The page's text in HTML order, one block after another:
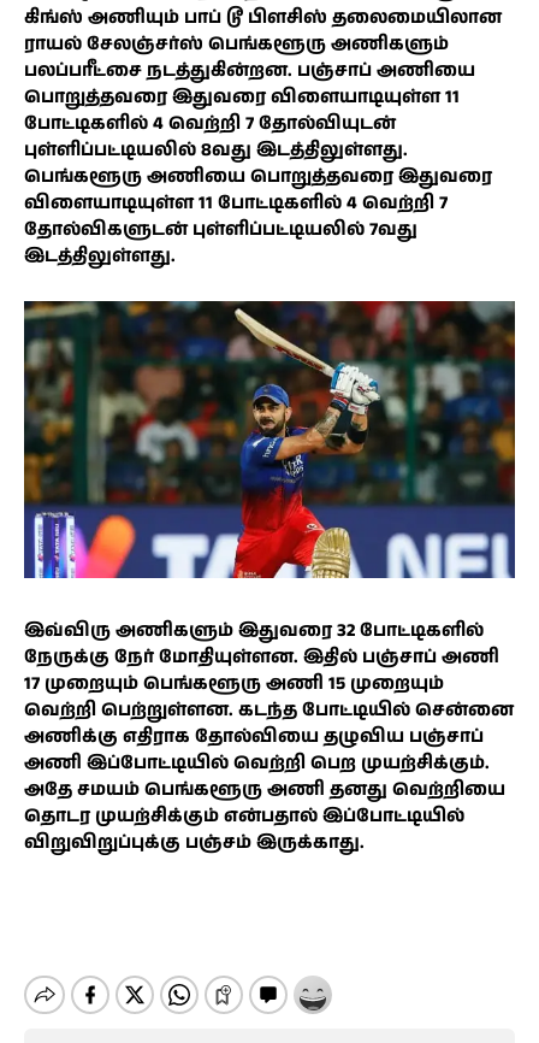
கிங்ஸ் அணியும் பாப் டூ பிளசிஸ் தலைமையிலான
ராயல் சேலஞ்சர்ஸ் பெங்களூரு அணிகளும்
பலப்பரீட்சை நடத்துகின்றன. பஞ்சாப் அணியை
பொறுத்தவரை இதுவரை விளையாடியுள்ள 11
போட்டிகளில் 4 வெற்றி 7 தோல்வியுடன்
புள்ளிப்பட்டியலில் 8வது இடத்திலுள்ளது.
பெங்களூரு அணியை பொறுத்தவரை இதுவரை
விளையாடியுள்ள 11 போட்டிகளில் 4 வெற்றி 7
தோல்விகளுடன் புள்ளிப்பட்டியலில் 7வது
இடத்திலுள்ளது.
இவ்விரு அணிகளும் இதுவரை 32 போட்டிகளில்
நேருக்கு நேர் மோதியுள்ளன. இதில் பஞ்சாப் அணி
17 முறையும் பெங்களூரு அணி 15 முறையும்
வெற்றி பெற்றுள்ளன. கடந்த போட்டியில் சென்னை
அணிக்கு எதிராக தோல்வியை தழுவிய பஞ்சாப்
அணி இப்போட்டியில் வெற்றி பெற முயற்சிக்கும்.
அதே சமயம் பெங்களூரு அணி தனது வெற்றியை
தொடர முயற்சிக்கும் என்பதால் இப்போட்டியில்
விறுவிறுப்புக்கு பஞ்சம் இருக்காது.